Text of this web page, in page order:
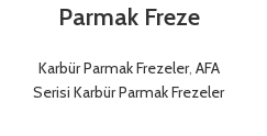
Parmak Freze
Karbür Parmak Frezeler, AFA
Serisi Karbür Parmak Frezeler